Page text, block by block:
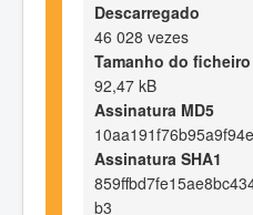
Descarregado
46 028 vezes
Tamanho do ficheiro
92,47 kB
Assinatura MD5
Assinatura SHA1
b3